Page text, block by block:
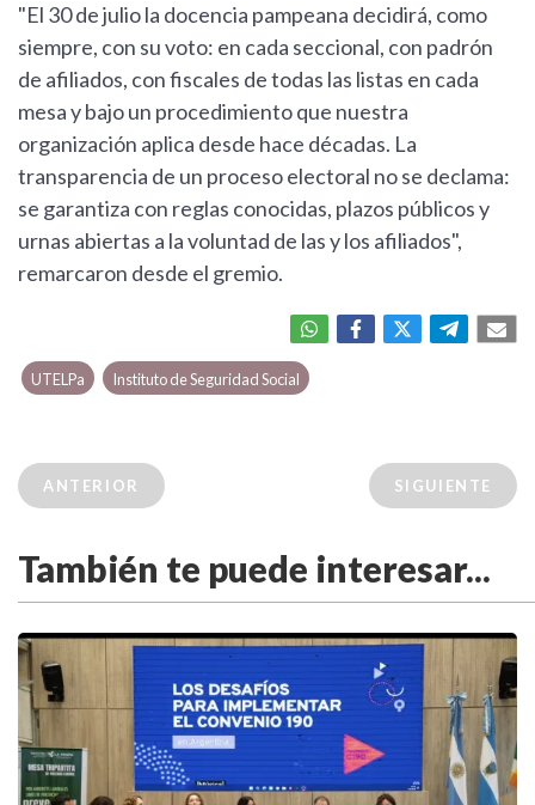
"El 30 de julio la docencia pampeana decidirá, como
siempre, con su voto: en cada seccional, con padrón
de afiliados, con fiscales de todas las listas en cada
mesa y bajo un procedimiento que nuestra
organización aplica desde hace décadas. La
transparencia de un proceso electoral no se declama:
se garantiza con reglas conocidas, plazos públicos y
urnas abiertas a la voluntad de las y los afiliados",
remarcaron desde el gremio.
UTELPa Instituto de Seguridad Social
ANTERIOR SIGUIENTE
También te puede interesar...